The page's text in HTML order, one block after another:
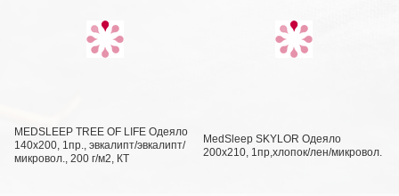
MEDSLEEP TREE OF LIFE Одеяло
140х200, 1пр., эвкалипт/эвкалипт/
микровол., 200 г/м2, КТ
MedSleep SKYLOR Одеяло
200х210, 1пр,хлопок/лен/микровол.